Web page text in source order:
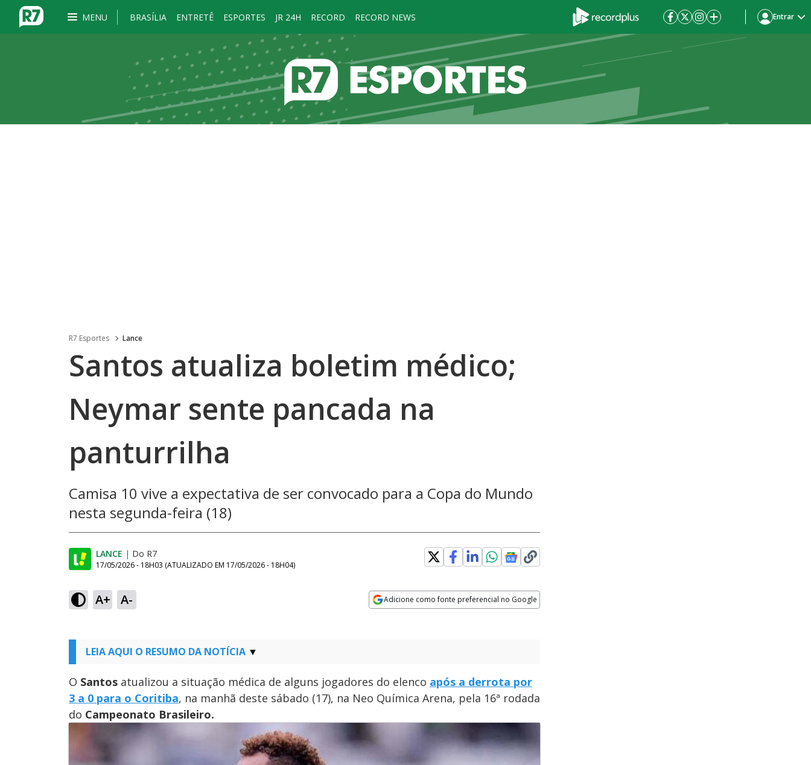
MENU BRASÍLIA ENTRETÊ ESPORTES JR 24H RECORD RECORD NEWS Entrar
R7 Esportes Lance
Santos atualiza boletim médico;
Neymar sente pancada na
panturrilha
Camisa 10 vive a expectativa de ser convocado para a Copa do Mundo
nesta segunda-feira (18)
LANCE | Do R7
17/05/2026 - 18H03 (ATUALIZADO EM 17/05/2026 - 18H04)
A+ A- Adicione como fonte preferencial no Google
LEIA AQUI O RESUMO DA NOTÍCIA
O Santos atualizou a situação médica de alguns jogadores do elenco após a derrota por
3 a 0 para o Coritiba, na manhã deste sábado (17), na Neo Química Arena, pela 16ª rodada
do Campeonato Brasileiro.